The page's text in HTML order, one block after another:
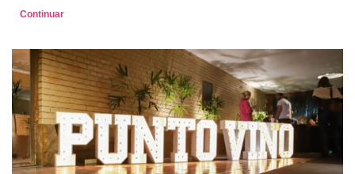
Continuar